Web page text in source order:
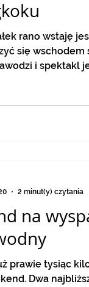
rano wstaję
się wschodem
i spektakl
na
prawie tysiąc
najbliższe dni
2 minut(y) czytania